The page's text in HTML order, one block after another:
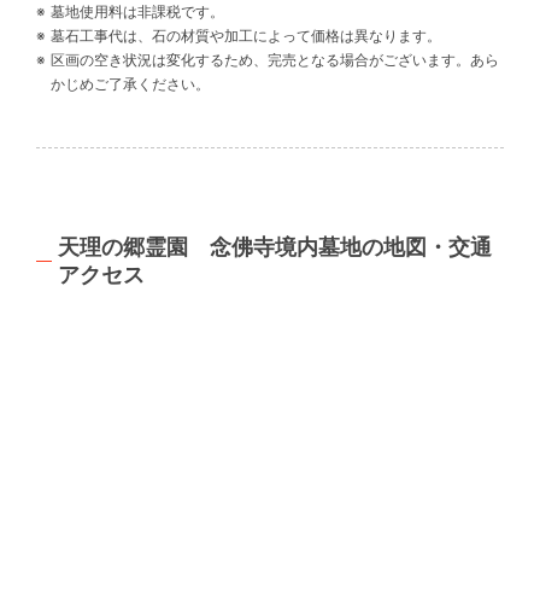
墓地使用料は非課税です。
墓石工事代は、石の材質や加工によって価格は異なります。
区画の空き状況は変化するため、完売となる場合がございます。あら
かじめご了承ください。
天理の郷霊園 念佛寺境内墓地の地図・交通
アクセス